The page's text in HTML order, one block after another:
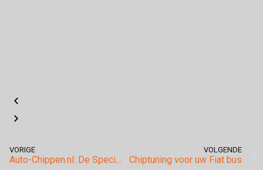
VORIGE
Auto-Chippen.nl: De Specialist in Bentley Chiptuning
VOLGENDE
Chiptuning voor uw Fiat bus